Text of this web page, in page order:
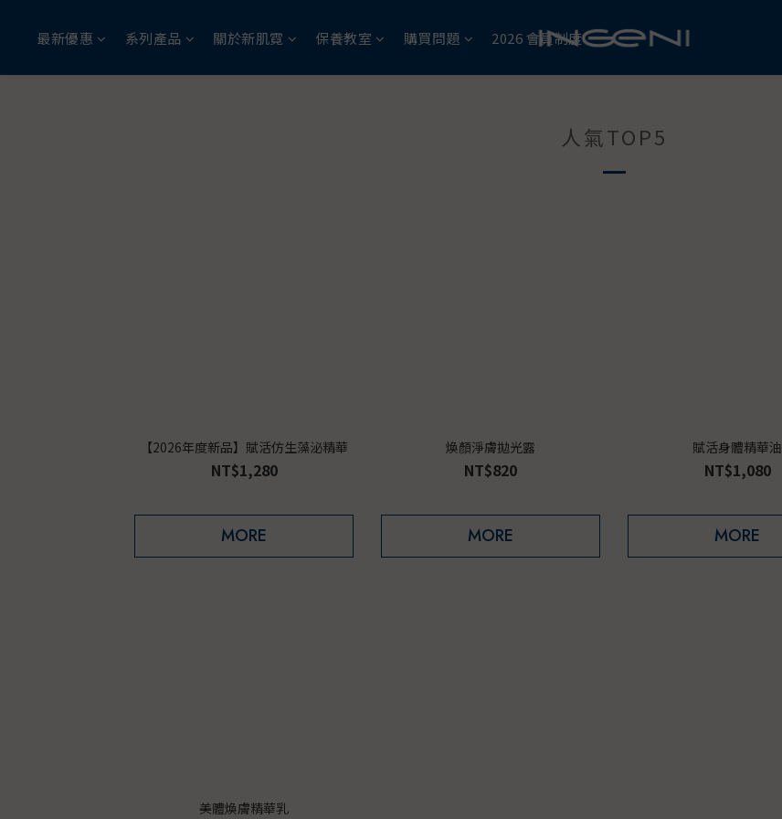
最新優惠 系列產品 關於新肌霓 保養教室 購買問題 2026 會員制度
人氣TOP5
【2026年度新品】賦活仿生藻泌精華
NT$1,280
MORE
煥顏淨膚拋光露
NT$820
MORE
賦活身體精華油
NT$1,080
MORE
美體煥膚精華乳